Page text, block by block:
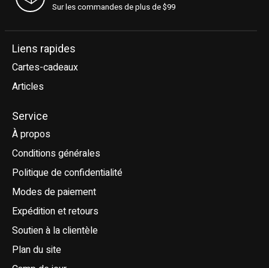
Sur les commandes de plus de $99
Liens rapides
Cartes-cadeaux
Articles
Service
À propos
Conditions générales
Politique de confidentialité
Modes de paiement
Expédition et retours
Soutien à la clientèle
Plan du site